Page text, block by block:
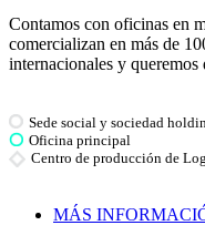
Contamos con oficinas en
comercializan en más de
internacionales y queremos
Sede social y sociedad
Oficina principal
Centro de producción de
MÁS